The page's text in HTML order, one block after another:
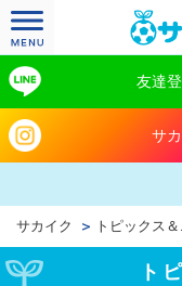
友達
サ
サカイク トピックス
ト